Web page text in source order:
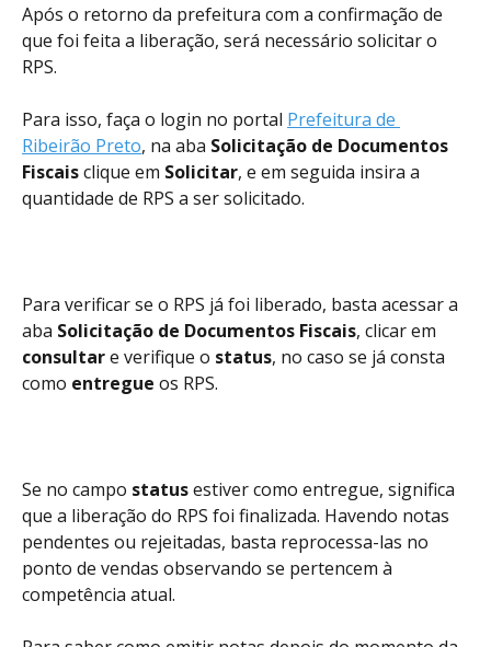
Após o retorno da prefeitura com a confirmação de
que foi feita a liberação, será necessário solicitar o
RPS.
Para isso, faça o login no portal Prefeitura de
Ribeirão Preto, na aba Solicitação de Documentos
Fiscais clique em Solicitar, e em seguida insira a
quantidade de RPS a ser solicitado.
Para verificar se o RPS já foi liberado, basta acessar a
aba Solicitação de Documentos Fiscais, clicar em
consultar e verifique o status, no caso se já consta
como entregue os RPS.
Se no campo status estiver como entregue, significa
que a liberação do RPS foi finalizada. Havendo notas
pendentes ou rejeitadas, basta reprocessa-las no
ponto de vendas observando se pertencem à
competência atual.